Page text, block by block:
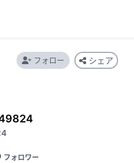
フォロワー
フォロー シェア